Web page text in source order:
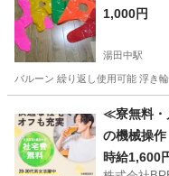
1,000円
湯田中駅
バルーン 繰り返し使用可能 浮き
湯田中駅
≪寮無料・
の機械操
時給1,600